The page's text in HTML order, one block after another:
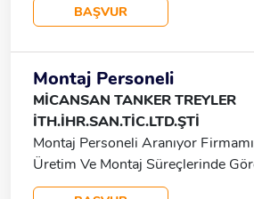
17:00 • Tek Vardiya • Cumartesi –
POZİSYONLAR • Elektrik Montaj
Montaj Personeli • Komponent
Prima Power Operatörü • Abkant
Kanban-Eşleme Personeli SOSYAL
Ayında Yılbaşı Ödemesi, •
Market Kartı, • Kurban
BAŞVUR
Montaj Personeli
MİCANSAN TANKER TREYLER
İTH.İHR.SAN.TİC.LTD.ŞTİ
Montaj Personeli Aranıyor
Üretim Ve Montaj Süreçlerinde
Personeli Aranmaktadır. Aranan